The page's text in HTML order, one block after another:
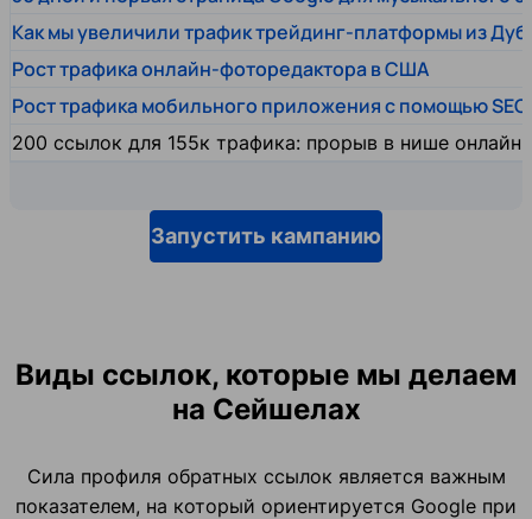
Как мы увеличили трафик трейдинг-платформы из
Рост трафика онлайн-фоторедактора в США
Рост трафика мобильного приложения с помощью SEO
200 ссылок для 155к трафика: прорыв в нише
Запустить кампанию
Виды ссылок, которые мы делаем
на Сейшелах
Сила профиля обратных ссылок является важным
показателем, на который ориентируется Google при